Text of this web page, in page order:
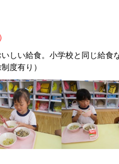
しい給食。小学校と同じ給食
度有り）